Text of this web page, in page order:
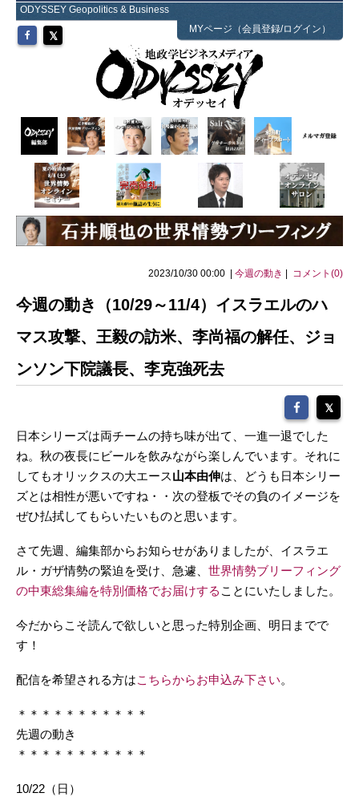
ODYSSEY Geopolitics & Business
MYページ（会員登録/ログイン）
2023/10/30 00:00 | 今週の動き コメント(0)
今週の動き（10/29～11/4）イスラエルのハ
マス攻撃、王毅の訪米、李尚福の解任、ジョ
ンソン下院議長、李克強死去
日本シリーズは両チームの持ち味が出て、一進一退でした
ね。秋の夜長にビールを飲みながら楽しんでいます。それに
してもオリックスの大エース山本由伸は、どうも日本シリー
ズとは相性が悪いですね・・次の登板でその負のイメージを
ぜひ払拭してもらいたいものと思います。
さて先週、編集部からお知らせがありましたが、イスラエ
ル・ガザ情勢の緊迫を受け、急遽、 世界情勢ブリーフィング
の中東総集編を特別価格でお届けする ことにいたしました。
今だからこそ読んで欲しいと思った特別企画、明日までで
す！
配信を希望される方はこちらからお申込み下さい。
＊＊＊＊＊＊＊＊＊＊＊
先週の動き
＊＊＊＊＊＊＊＊＊＊＊
10/22（日）